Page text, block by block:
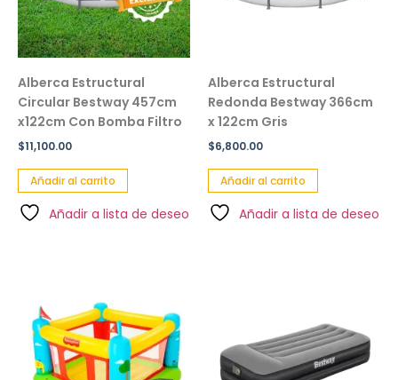
Alberca Estructural
Circular Bestway 457cm
x122cm Con Bomba Filtro
$11,100.00
Añadir al carrito
Añadir a lista de deseo
Alberca Estructural
Redonda Bestway 366cm
x 122cm Gris
$6,800.00
Añadir al carrito
Añadir a lista de deseo